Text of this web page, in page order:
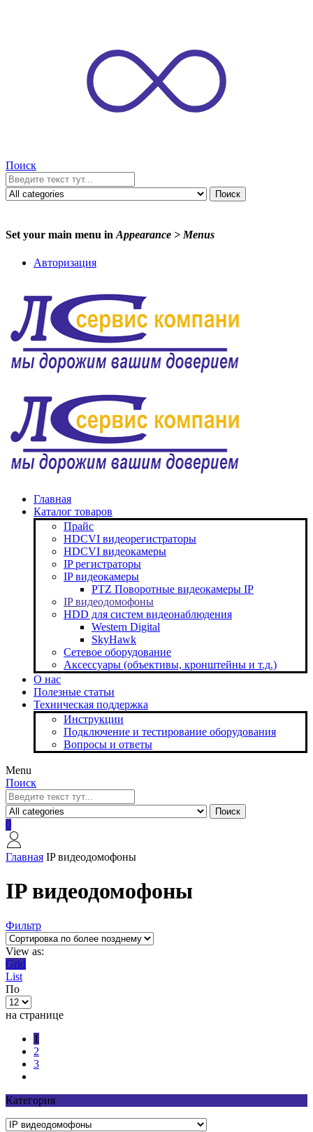
Поиск
Поиск
Set your main menu in Appearance > Menus
Авторизация
Главная
Каталог товаров
Прайс
HDCVI видеорегистраторы
HDCVI видеокамеры
IP регистраторы
IP видеокамеры
PTZ Поворотные видеокамеры IP
IP видеодомофоны
HDD для систем видеонаблюдения
Western Digital
SkyHawk
Сетевое оборудование
Аксессуары (объективы, кронштейны и т.д.)
О нас
Полезные статьи
Техническая поддержка
Инструкции
Подключение и тестирование оборудования
Вопросы и ответы
Menu
Поиск
Поиск
0
Главная IP видеодомофоны
IP видеодомофоны
Фильтр
View as:
Grid
List
По
на странице
1
2
3
Категория